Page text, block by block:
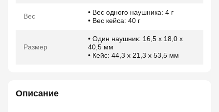
Вес
• Вес одного наушника: 4 г
• Вес кейса: 40 г
Размер
• Один наушник: 16,5 х 18,0 х
40,5 мм
• Кейс: 44,3 х 21,3 х 53,5 мм
Описание